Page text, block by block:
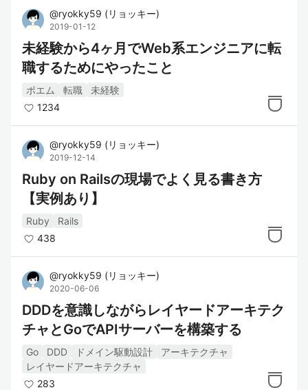
@ryokky59 (リョッキー)
2019-01-12
未経験から4ヶ月でWeb系エンジニアに転
職するためにやったこと
ポエム 転職
未経験
1234
@ryokky59 (リョッキー)
2019-12-14
Ruby on Railsの現場でよく見る書き方
【実例あり】
Ruby
Rails
438
@ryokky59 (リョッキー)
2020-06-06
DDDを意識しながらレイヤードアーキテク
チャとGoでAPIサーバーを構築する
Go DDD ドメイン駆動設計
アーキテクチャ
レイヤードアーキテクチャ
283